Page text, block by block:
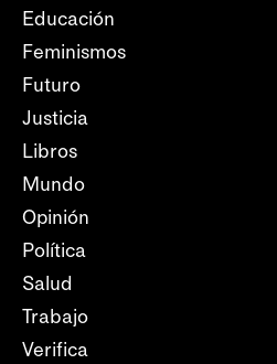
Educación
Feminismos
Futuro
Justicia
Libros
Mundo
Opinión
Política
Salud
Trabajo
Verifica